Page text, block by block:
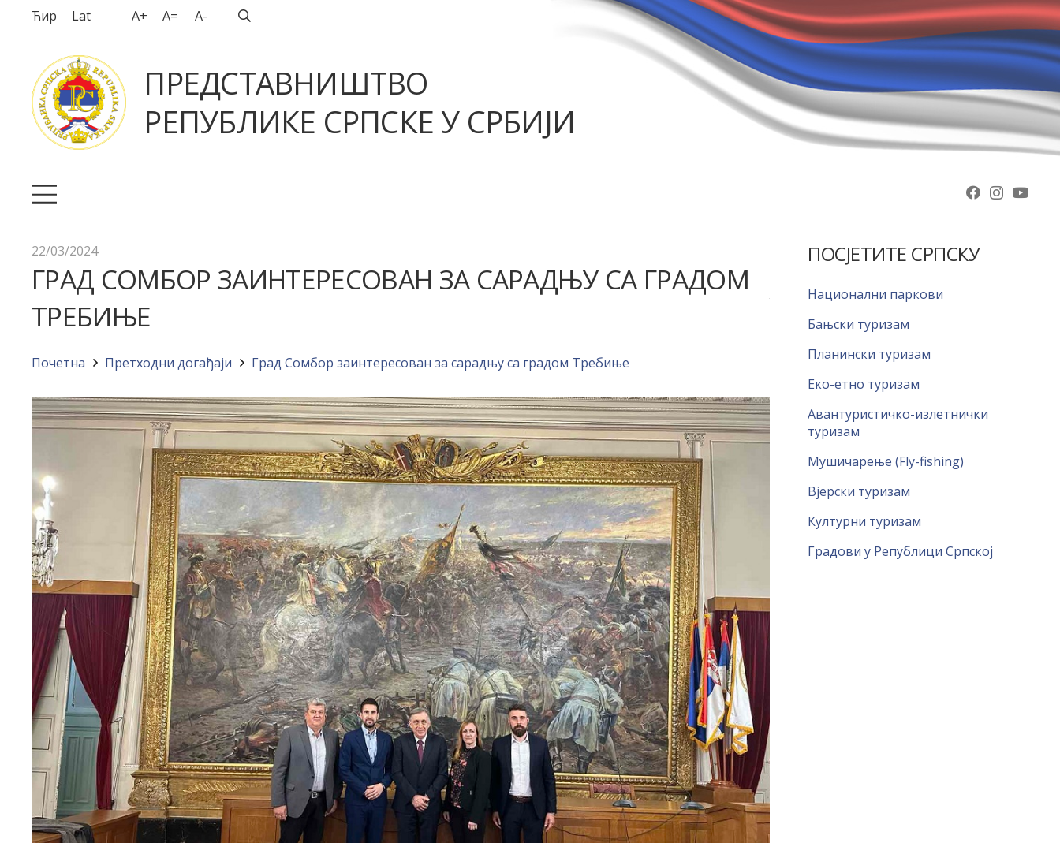
Ћир Lat A+ A= A-
ПРЕДСТАВНИШТВО
РЕПУБЛИКЕ СРПСКЕ У СРБИЈИ
22/03/2024
ГРАД СОМБОР ЗАИНТЕРЕСОВАН ЗА САРАДЊУ СА ГРАДОМ
ТРЕБИЊЕ
Почетна Претходни догађаји Град Сомбор заинтересован за сарадњу са градом Требиње
ПОСЈЕТИТЕ СРПСКУ
Национални паркови
Бањски туризам
Планински туризам
Еко-етно туризам
Авантуристичко-излетнички
туризам
Мушичарење (Fly-fishing)
Вјерски туризам
Културни туризам
Градови у Републици Српској